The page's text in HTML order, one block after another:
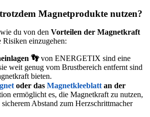
Magnetprodukte nutzen?
du von den Vorteilen der Magnetkraft
einzugehen:
👣von ENERGETIX sind eine
weit genug vom Brustbereich entfernt sind
bieten.
oder das Magnetkleeblatt an der
ermöglicht es, die Magnetkraft zu nutzen,
Abstand zum Herzschrittmacher